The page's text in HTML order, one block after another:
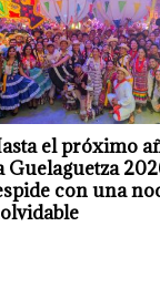
el próximo
Guelaguetza
con una